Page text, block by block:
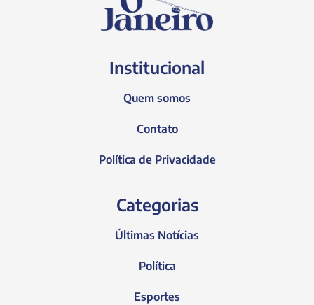
Institucional
Quem somos
Contato
Política de Privacidade
Categorias
Últimas Notícias
Política
Esportes